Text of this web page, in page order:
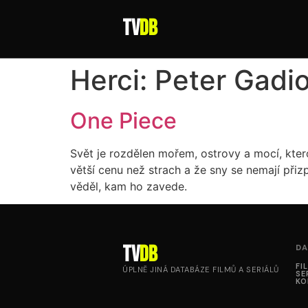
tvDB
Herci: Peter
One Piece
Svět je rozdělen mořem, ostrovy a mocí,
větší cenu než strach a že sny se nemají
věděl, kam ho zavede.
tvDB
ÚPLNĚ JINÁ DATABÁZE FILMŮ A SERIÁLŮ